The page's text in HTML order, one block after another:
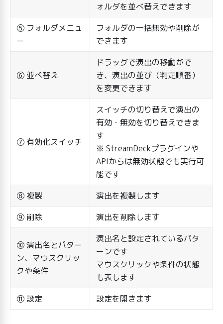
ォルダを並べ替えできます
⑤ フォルダメニュ
ー
フォルダの一括無効や削除が
できます
⑥ 並べ替え
ドラッグで演出の移動がで
き、演出の並び（判定順番）
を変更できます
⑦ 有効化スイッチ
スイッチの切り替えで演出の
有効・無効を切り替えできま
す
※ StreamDeckプラグインや
APIからは無効状態でも実行可
能です
⑧ 複製
演出を複製します
⑨ 削除
演出を削除します
⑩ 演出名とパター
ン、マウスクリッ
クや条件
演出名と設定されているパタ
ーンです
マウスクリックや条件の状態
も表します
⑪ 設定
設定を開きます